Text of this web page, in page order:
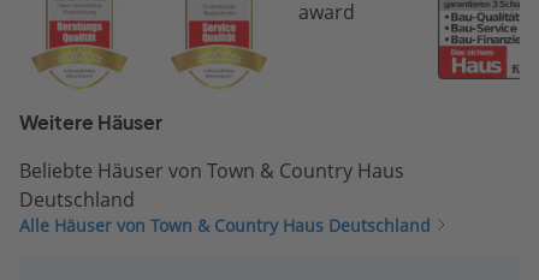
Weitere Häuser
Beliebte Häuser von Town & Country Haus
Deutschland
Alle Häuser von Town & Country Haus Deutschland